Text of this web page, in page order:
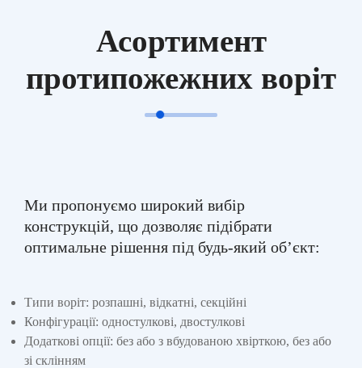
Асортимент
протипожежних воріт
Ми пропонуємо широкий вибір
конструкцій, що дозволяє підібрати
оптимальне рішення під будь-який об’єкт:
Типи воріт: розпашні, відкатні, секційні
Конфігурації: одностулкові, двостулкові
Додаткові опції: без або з вбудованою хвірткою, без або
зі склінням